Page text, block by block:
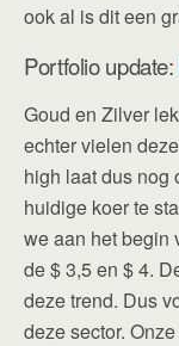
ook al is dit een
Portfolio update:
Goud en Zilver
echter vielen
high laat dus nog
huidige koer te
we aan het begin
de $ 3,5 en $ 4.
deze trend. Dus
deze sector.